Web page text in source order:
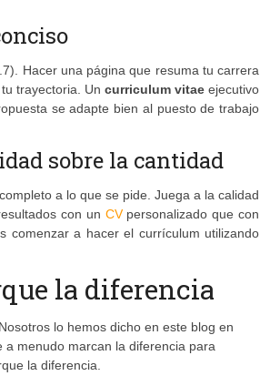
Hacer una página que resuma tu carrera
trayectoria. Un curriculum vitae ejecutivo
se adapte bien al puesto de trabajo
sobre la cantidad
a lo que se pide. Juega a la calidad
con un CVpersonalizado que con
comenzar a hacer el currículum utilizando
la diferencia
lo hemos dicho en este blog en
a menudo marcan la diferencia para
la diferencia.